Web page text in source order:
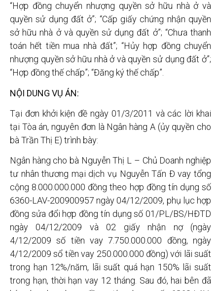
“Hợp đồng chuyển nhượng quyền sở hữu nhà ở và
quyền sử dụng đất ở”; “Cấp giấy chứng nhận quyền
sở hữu nhà ở và quyền sử dụng đất ở”; “Chưa thanh
toán hết tiền mua nhà đất”; “Hủy hợp đồng chuyển
nhượng quyền sở hữu nhà ở và quyền sử dụng đất ở”;
“Hợp đồng thế chấp”; “Đăng ký thế chấp”.
NỘI DUNG VỤ ÁN:
Tại đơn khởi kiện đề ngày 01/3/2011 và các lời khai
tại Tòa án, nguyên đơn là Ngân hàng A (ủy quyền cho
bà Trần Thị E) trình bày:
Ngân hàng cho bà Nguyễn Thị L – Chủ Doanh nghiệp
tư nhân thương mại dịch vụ Nguyễn Tấn Đ vay tổng
cộng 8.000.000.000 đồng theo hợp đồng tín dụng số
6360-LAV-200900957 ngày 04/12/2009, phụ lục hợp
đồng sửa đổi hợp đồng tín dụng số 01/PL/BS/HĐTD
ngày 04/12/2009 và 02 giấy nhận nợ (ngày
4/12/2009 số tiền vay 7.750.000.000 đồng, ngày
4/12/2009 sổ tiền vay 250.000.000 đồng) với lãi suất
trong hạn 12%/năm, lãi suất quá hạn 150% lãi suất
trong hạn, thời hạn vay 12 tháng. Sau đó, hai bên đã